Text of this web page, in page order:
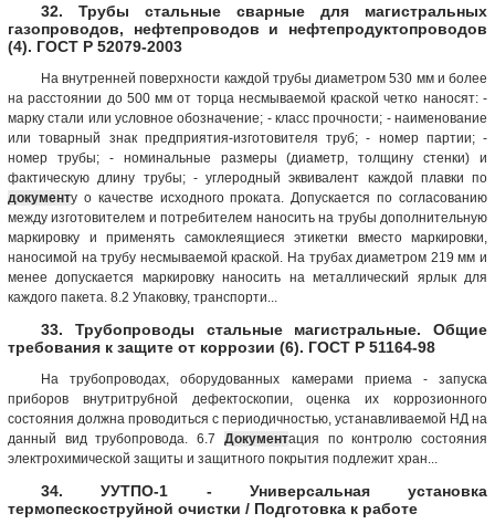
32. Трубы стальные сварные для магистральных
газопроводов, нефтепроводов и нефтепродуктопроводов
(4). ГОСТ Р 52079-2003
На внутренней поверхности каждой трубы диаметром 530 мм и более
на расстоянии до 500 мм от торца несмываемой краской четко наносят: -
марку стали или условное обозначение; - класс прочности; - наименование
или товарный знак предприятия-изготовителя труб; - номер партии; -
номер трубы; - номинальные размеры (диаметр, толщину стенки) и
фактическую длину трубы; - углеродный эквивалент каждой плавки по
документу о качестве исходного проката. Допускается по согласованию
между изготовителем и потребителем наносить на трубы дополнительную
маркировку и применять самоклеящиеся этикетки вместо маркировки,
наносимой на трубу несмываемой краской. На трубах диаметром 219 мм и
менее допускается маркировку наносить на металлический ярлык для
каждого пакета. 8.2 Упаковку, транспорти...
33. Трубопроводы стальные магистральные. Общие
требования к защите от коррозии (6). ГОСТ Р 51164-98
На трубопроводах, оборудованных камерами приема - запуска
приборов внутритрубной дефектоскопии, оценка их коррозионного
состояния должна проводиться с периодичностью, устанавливаемой НД на
данный вид трубопровода. 6.7 Документация по контролю состояния
электрохимической защиты и защитного покрытия подлежит хран...
34. УУТПО-1 - Универсальная установка
термопескоструйной очистки / Подготовка к работе